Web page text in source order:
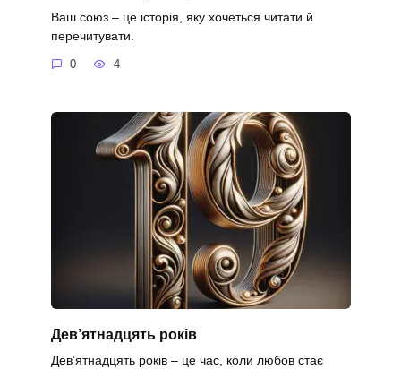
Ваш союз – це історія, яку хочеться читати й
перечитувати.
0 4
Дев’ятнадцять років
Дев’ятнадцять років – це час, коли любов стає